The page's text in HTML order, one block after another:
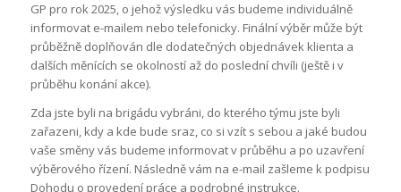
GP pro rok 2025, o jehož výsledku vás budeme individuálně
informovat e-mailem nebo telefonicky. Finální výběr může být
průběžně doplňován dle dodatečných objednávek klienta a
dalších měnících se okolností až do poslední chvíli (ještě i v
průběhu konání akce).
Zda jste byli na brigádu vybráni, do kterého týmu jste byli
zařazeni, kdy a kde bude sraz, co si vzít s sebou a jaké budou
vaše směny vás budeme informovat v průběhu a po uzavření
výběrového řízení. Následně vám na e-mail zašleme k podpisu
Dohodu o provedení práce a podrobné instrukce.
automatického
přihlášení
apod. Pokud
je odmítnete,
nemusí se na
zobrazovat
správně.